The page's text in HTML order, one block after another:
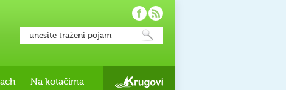
Na kotačima